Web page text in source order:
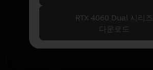
RTX 4060 Dual 시리즈
다운로드